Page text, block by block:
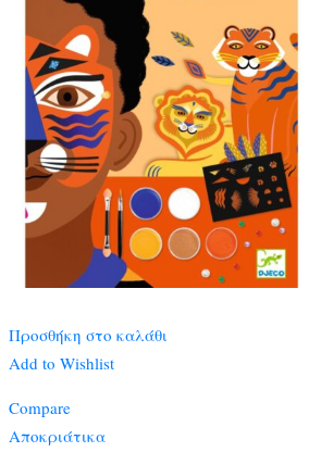
Προσθήκη στο καλάθι
Add to Wishlist
Compare
Αποκριάτικα